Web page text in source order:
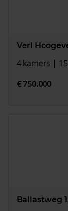
Verl
4 kamers |
€ 750.000
Ballastweg